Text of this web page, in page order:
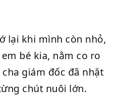
lại khi mình còn nhỏ,
bé kia, nằm co ro
giám đốc đã nhặt
chút nuôi lớn.